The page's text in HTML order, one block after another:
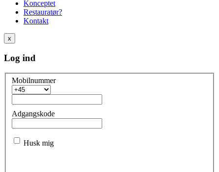
Konceptet
Restauratør?
Kontakt
x
Log ind
Mobilnummer
Adgangskode
Husk mig